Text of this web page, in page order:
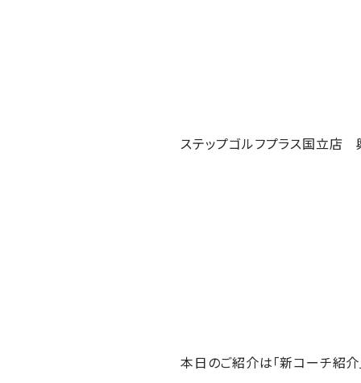
ステップゴルフプラス国立店
本日のご紹介は「新コーチ紹介